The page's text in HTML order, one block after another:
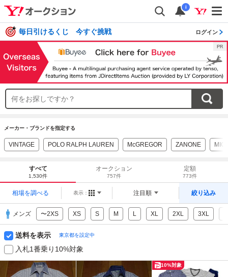
i
毎日引けるくじ 今すぐ挑戦 ログイン
メーカー・ブランドを指定する
VINTAGE POLO RALPH LAUREN McGREGOR ZANONE
すべて
1,530件
オークション
757件
定額
773件
相場を調べる 表示： 注目順 絞り込み
メンズ 〜2XS XS S M L XL 2XL 3XL
送料を表示 東京都を設定中
入札1番乗り10%対象
10%対象